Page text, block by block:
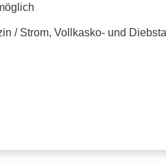
/ Strom, Vollkasko- und